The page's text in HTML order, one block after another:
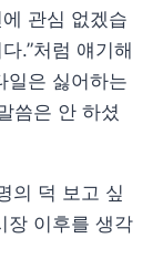
관심 없겠습
.”처럼 얘기해
일은 싫어하는
씀은 안 하셨
의 덕 보고 싶
장 이후를 생각